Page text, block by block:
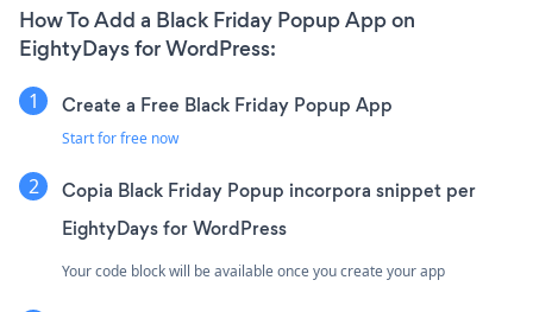
How To Add a Black Friday Popup App on
EightyDays for WordPress:
Create a Free Black Friday Popup App
Start for free now
Copia Black Friday Popup incorpora snippet per
EightyDays for WordPress
Your code block will be available once you create your app